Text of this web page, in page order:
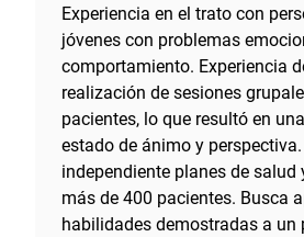
Experiencia en el trato con
jóvenes con problemas
comportamiento. Experiencia
realización de sesiones
pacientes, lo que resultó en
estado de ánimo y
independiente planes de salud
más de 400 pacientes. Busca
habilidades demostradas a un